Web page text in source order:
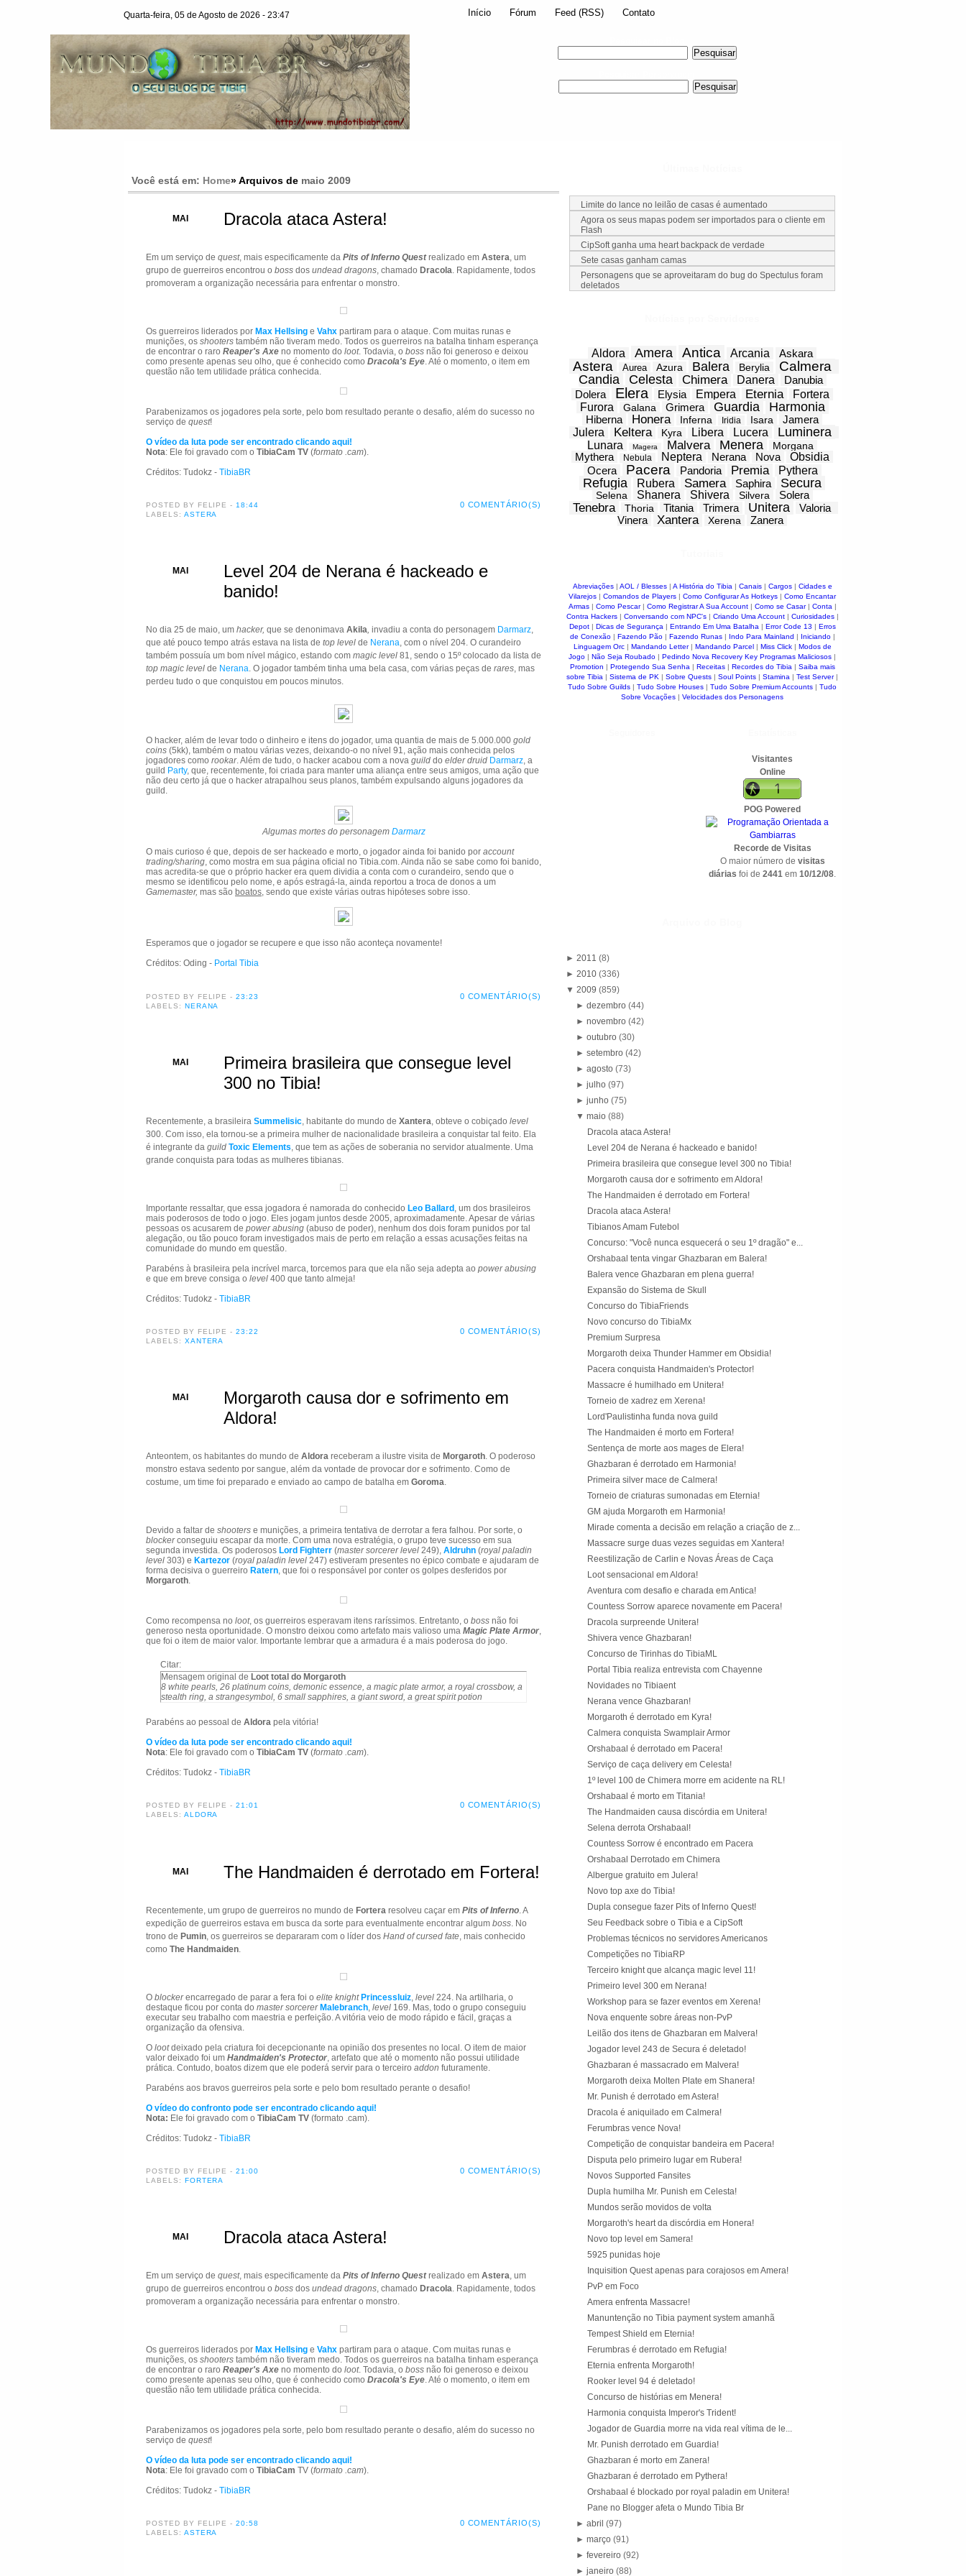
Quarta-feira, 05 de Agosto de 2026 - 23:47 Início Fórum Feed (RSS) Contato
Você está em: Home» Arquivos de maio 2009
MAI Dracola ataca Astera!
Em um serviço de quest, mais especificamente da Pits of Inferno Questrealizado em Astera, um
grupo de guerreiros encontrou o boss dos undead dragons, chamado Dracola. Rapidamente, todos
promoveram a organização necessária para enfrentar o monstro.
Os guerreiros liderados por Max Hellsing e Vahx partiram para o ataque. Com muitas runas e
munições, os shooters também não tiveram medo. Todos os guerreiros na batalha tinham esperança
de encontrar o raro Reaper's Axe no momento do loot. Todavia, o boss não foi generoso e deixou
como presente apenas seu olho, que é conhecido como Dracola's Eye. Até o momento, o item em
questão não tem utilidade prática conhecida.
Parabenizamos os jogadores pela sorte, pelo bom resultado perante o desafio, além do sucesso no
serviço de quest!
O vídeo da luta pode ser encontrado clicando aqui!
Nota: Ele foi gravado com o TibiaCam TV (formato .cam).
Créditos: Tudokz - TibiaBR
POSTED BY FELIPE- 18:44 0 COMENTÁRIO(S)
LABELS: ASTERA
MAI
Level 204 de Nerana é hackeado e
banido!
No dia 25 de maio, um hacker, que se denonimava Akila, invadiu a conta do personagem Darmarz,
que até pouco tempo atrás estava na lista de top level de Nerana, com o nível 204. O curandeiro
também possuía um bom nível mágico, estando com magic level 81, sendo o 15º colocado da lista de
top magic level de Nerana. O jogador também tinha uma bela casa, com várias peças de rares, mas
perdeu tudo o que conquistou em poucos minutos.
O hacker, além de levar todo o dinheiro e itens do jogador, uma quantia de mais de 5.000.000 gold
coins (5kk), também o matou várias vezes, deixando-o no nível 91, ação mais conhecida pelos
jogadores como rookar. Além de tudo, o hacker acabou com a nova guild do elder druid Darmarz, a
guild Party, que, recentemente, foi criada para manter uma aliança entre seus amigos, uma ação que
não deu certo já que o hacker atrapalhou seus planos, também expulsando alguns jogadores da
guild.
Algumas mortes do personagem Darmarz
O mais curioso é que, depois de ser hackeado e morto, o jogador ainda foi banido por account
trading/sharing, como mostra em sua página oficial no Tibia.com. Ainda não se sabe como foi banido,
mas acredita-se que o próprio hacker era quem dividia a conta com o curandeiro, sendo que o
mesmo se identificou pelo nome, e após estragá-la, ainda reportou a troca de donos a um
Gamemaster, mas são boatos, sendo que existe várias outras hipóteses sobre isso.
Esperamos que o jogador se recupere e que isso não aconteça novamente!
Créditos: Oding - Portal Tibia
POSTED BY FELIPE-23:23 0 COMENTÁRIO(S)
LABELS: NERANA
MAI
Primeira brasileira que consegue level
300 no Tibia!
Recentemente, a brasileira Summelisic , habitante do mundo de Xantera , obteve o cobiçado level
300. Com isso, ela tornou-se a primeira mulher de nacionalidade brasileira a conquistar tal feito. Ela
é integrante da guild Toxic Elements , que tem as ações de soberania no servidor atualmente. Uma
grande conquista para todas as mulheres tibianas.
Importante ressaltar, que essa jogadora é namorada do conhecido Leo Ballard , um dos brasileiros
mais poderosos de todo o jogo. Eles jogam juntos desde 2005, aproximadamente. Apesar de várias
pessoas os acusarem de power abusing (abuso de poder), nenhum dos dois foram punidos por tal
alegação, ou tão pouco foram investigados mais de perto em relação a essas acusações feitas na
comunidade do mundo em questão.
Parabéns à brasileira pela incrível marca, torcemos para que ela não seja adepta ao power abusing
e que em breve consiga o level 400 que tanto almeja!
Créditos: Tudokz - TibiaBR
POSTED BY FELIPE-23:22 0 COMENTÁRIO(S)
LABELS: XANTERA
MAI
Morgaroth causa dor e sofrimento em
Aldora!
Anteontem, os habitantes do mundo de Aldora receberam a ilustre visita de Morgaroth. O poderoso
monstro estava sedento por sangue, além da vontade de provocar dor e sofrimento. Como de
costume, um time foi preparado e enviado ao campo de batalha em Goroma.
Devido a faltar de shooters e munições, a primeira tentativa de derrotar a fera falhou. Por sorte, o
blockerconseguiu escapar da morte. Com uma nova estratégia, o grupo teve sucesso em sua
segunda investida. Os poderosos Lord Fighterr (master sorcerer level 249), Aldruhn (royal paladin
level 303) e Kartezor (royal paladin level 247) estiveram presentes no épico combate e ajudaram de
forma decisiva o guerreiro Ratern, que foi o responsável por conter os golpes desferidos por
Morgaroth.
Como recompensa no loot, os guerreiros esperavam itens raríssimos. Entretanto, o boss não foi
generoso nesta oportunidade. O monstro deixou como artefato mais valioso uma Magic Plate Armor,
que foi o item de maior valor. Importante lembrar que a armadura é a mais poderosa do jogo.
Citar:
Mensagem original de Loot total do Morgaroth
8 white pearls, 26 platinum coins, demonic essence, a magic plate armor, a royal crossbow, a
stealth ring, a strangesymbol, 6 small sapphires, a giant sword, a great spirit potion
Parabéns ao pessoal de Aldora pela vitória!
O vídeo da luta pode ser encontrado clicando aqui!
Nota: Ele foi gravado com o TibiaCam TV (formato .cam).
Créditos: Tudokz - TibiaBR
POSTED BY FELIPE-21:01 0 COMENTÁRIO(S)
LABELS: ALDORA
MAI The Handmaiden é derrotado em Fortera!
Recentemente, um grupo de guerreiros no mundo de Fortera resolveu caçar em Pits of Inferno . A
expedição de guerreiros estava em busca da sorte para eventualmente encontrar algum boss . No
trono de Pumin , os guerreiros se depararam com o líder dos Hand of cursed fate , mais conhecido
como The Handmaiden
O blockerencarregado de parar a fera foi o elite knight Princessluiz level 224. Na artilharia, o
destaque ficou por conta do master sorcerer Malebranch level 169. Mas, todo o grupo conseguiu
executar seu trabalho com maestria e perfeição. A vitória veio de modo rápido e fácil, graças a
organização da ofensiva.
O lootdeixado pela criatura foi decepcionante na opinião dos presentes no local. O item de maior
valor deixado foi um Handmaiden's Protector , artefato que até o momento não possui utilidade
prática. Contudo, boatos dizem que ele poderá servir para o terceiro addon futuramente.
Parabéns aos bravos guerreiros pela sorte e pelo bom resultado perante o desafio!
O vídeo do confronto pode ser encontrado clicando aqui!
Nota: Ele foi gravado com o TibiaCam TV (formato .cam).
Créditos: Tudokz - TibiaBR
POSTED BY FELIPE-21:00 0 COMENTÁRIO(S)
LABELS: FORTERA
MAI Dracola ataca Astera!
Em um serviço de quest, mais especificamente da Pits of Inferno Questrealizado em Astera, um
grupo de guerreiros encontrou o boss dos undead dragons, chamado Dracola. Rapidamente, todos
promoveram a organização necessária para enfrentar o monstro.
Os guerreiros liderados por Max Hellsing e Vahx partiram para o ataque. Com muitas runas e
munições, os shooters também não tiveram medo. Todos os guerreiros na batalha tinham esperança
de encontrar o raro Reaper's Axe no momento do loot. Todavia, o boss não foi generoso e deixou
como presente apenas seu olho, que é conhecido como Dracola's Eye. Até o momento, o item em
questão não tem utilidade prática conhecida.
Parabenizamos os jogadores pela sorte, pelo bom resultado perante o desafio, além do sucesso no
serviço de quest!
O vídeo da luta pode ser encontrado clicando aqui!
Nota: Ele foi gravado com o TibiaCam TV (formato .cam).
Créditos: Tudokz - TibiaBR
POSTED BY FELIPE-20:58 0 COMENTÁRIO(S)
LABELS: ASTERA
Limite do lance no leilão de casas é aumentado
Agora os seus mapas podem ser importados para o cliente em
Flash
CipSoft ganha uma heart backpack de verdade
Sete casas ganham camas
Personagens que se aproveitaram do bug do Spectulus foram
deletados
Aldora Amera Antica Arcania Askara
Astera Aurea Azura Balera Berylia Calmera
Candia Celesta Chimera Danera
Danubia
Dolera
Elera Elysia Empera Eternia
Fortera
Furora
Galana Grimera Guardia Harmonia
Hiberna Honera Inferna Iridia Isara
Jamera
Julera
Keltera Kyra Libera Lucera Luminera
Lunara Magera Malvera Menera Morgana
Mythera Nebula Neptera Nerana Nova
Obsidia
Ocera
Pacera Pandoria Premia Pythera
Refugia Rubera Samera Saphira Secura
Selena Shanera Shivera Silvera Solera
Tenebra Thoria Titania Trimera Unitera
Valoria
Vinera
Xantera Xerena Zanera
Abreviações| AOL / Blesses| A História do Tibia | Canais| Cargos| Cidades e
Vilarejos | Comandos de Players | Como Configurar As Hotkeys | Como Encantar
Armas| Como Pescar| Como Registrar A Sua Account| Como se Casar| Conta |
Contra Hackers| Conversando com NPC's| Criando Uma Account| Curiosidades|
Depot| Dicas de Segurança | Entrando Em Uma Batalha | Error Code 13 | Erros
de Conexão| Fazendo Pão| Fazendo Runas| Indo Para Mainland | Iniciando|
Linguagem Orc| Mandando Letter| Mandando Parcel| Miss Click| Modos de
Jogo | Não Seja Roubado | Pedindo Nova Recovery Key Programas Maliciosos |
Promotion | Protegendo Sua Senha | Receitas| Recordes do Tibia | Saiba mais
sobre Tibia | Sistema de PK | Sobre Quests | Soul Points | Stamina | Test Server|
Tudo Sobre Guilds | Tudo Sobre Houses | Tudo Sobre Premium Accounts | Tudo
Sobre Vocações | Velocidades dos Personagens
Visitantes
Online
POG Powered
Recorde de Visitas
O maior número de visitas
diárias foi de 2441 em 10/12/08.
► 2011 (8)
► 2010 (336)
▼ 2009 (859)
►dezembro(44)
►novembro(42)
►outubro(30)
►setembro(42)
►agosto(73)
►julho(97)
►junho(75)
▼maio(88)
Dracola ataca Astera!
Level 204 de Nerana é hackeado e banido!
Primeira brasileira que consegue level 300 no Tibia!
Morgaroth causa dor e sofrimento em Aldora!
The Handmaiden é derrotado em Fortera!
Dracola ataca Astera!
Tibianos Amam Futebol
Concurso: "Você nunca esquecerá o seu 1º dragão" e...
Orshabaal tenta vingar Ghazbaran em Balera!
Balera vence Ghazbaran em plena guerra!
Expansão do Sistema de Skull
Concurso do TibiaFriends
Novo concurso do TibiaMx
Premium Surpresa
Morgaroth deixa Thunder Hammer em Obsidia!
Pacera conquista Handmaiden's Protector!
Massacre é humilhado em Unitera!
Torneio de xadrez em Xerena!
Lord'Paulistinha funda nova guild
The Handmaiden é morto em Fortera!
Sentença de morte aos mages de Elera!
Ghazbaran é derrotado em Harmonia!
Primeira silver mace de Calmera!
Torneio de criaturas sumonadas em Eternia!
GM ajuda Morgaroth em Harmonia!
Mirade comenta a decisão em relação a criação de z...
Massacre surge duas vezes seguidas em Xantera!
Reestilização de Carlin e Novas Áreas de Caça
Loot sensacional em Aldora!
Aventura com desafio e charada em Antica!
Countess Sorrow aparece novamente em Pacera!
Dracola surpreende Unitera!
Shivera vence Ghazbaran!
Concurso de Tirinhas do TibiaML
Portal Tibia realiza entrevista com Chayenne
Novidades no Tibiaent
Nerana vence Ghazbaran!
Morgaroth é derrotado em Kyra!
Calmera conquista Swamplair Armor
Orshabaal é derrotado em Pacera!
Serviço de caça delivery em Celesta!
1º level 100 de Chimera morre em acidente na RL!
Orshabaal é morto em Titania!
The Handmaiden causa discórdia em Unitera!
Selena derrota Orshabaal!
Countess Sorrow é encontrado em Pacera
Orshabaal Derrotado em Chimera
Albergue gratuito em Julera!
Novo top axe do Tibia!
Dupla consegue fazer Pits of Inferno Quest!
Seu Feedback sobre o Tibia e a CipSoft
Problemas técnicos no servidores Americanos
Competições no TibiaRP
Terceiro knight que alcança magic level 11!
Primeiro level 300 em Nerana!
Workshop para se fazer eventos em Xerena!
Nova enquente sobre áreas non-PvP
Leilão dos itens de Ghazbaran em Malvera!
Jogador level 243 de Secura é deletado!
Ghazbaran é massacrado em Malvera!
Morgaroth deixa Molten Plate em Shanera!
Mr. Punish é derrotado em Astera!
Dracola é aniquilado em Calmera!
Ferumbras vence Nova!
Competição de conquistar bandeira em Pacera!
Disputa pelo primeiro lugar em Rubera!
Novos Supported Fansites
Dupla humilha Mr. Punish em Celesta!
Mundos serão movidos de volta
Morgaroth's heart da discórdia em Honera!
Novo top level em Samera!
5925 punidas hoje
Inquisition Quest apenas para corajosos em Amera!
PvP em Foco
Amera enfrenta Massacre!
Manuntenção no Tibia payment system amanhã
Tempest Shield em Eternia!
Ferumbras é derrotado em Refugia!
Eternia enfrenta Morgaroth!
Rooker level 94 é deletado!
Concurso de histórias em Menera!
Harmonia conquista Imperor's Trident!
Jogador de Guardia morre na vida real vítima de le...
Mr. Punish derrotado em Guardia!
Ghazbaran é morto em Zanera!
Ghazbaran é derrotado em Pythera!
Orshabaal é blockado por royal paladin em Unitera!
Pane no Blogger afeta o Mundo Tibia Br
►abril(97)
►março(91)
►fevereiro(92)
►janeiro(88)